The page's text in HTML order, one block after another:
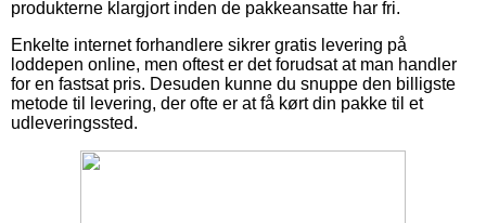
produkterne klargjort inden de pakkeansatte har fri.
Enkelte internet forhandlere sikrer gratis levering på
loddepen online, men oftest er det forudsat at man handler
for en fastsat pris. Desuden kunne du snuppe den billigste
metode til levering, der ofte er at få kørt din pakke til et
udleveringssted.